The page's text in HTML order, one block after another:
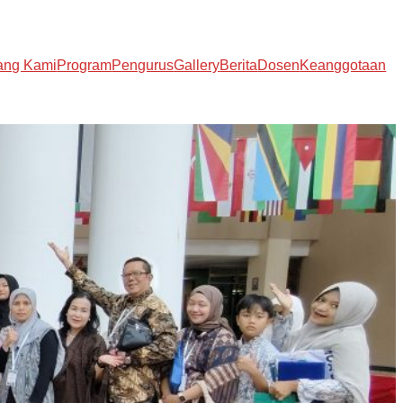
KamiProgramPengurusGalleryBeritaDosenKeanggotaan